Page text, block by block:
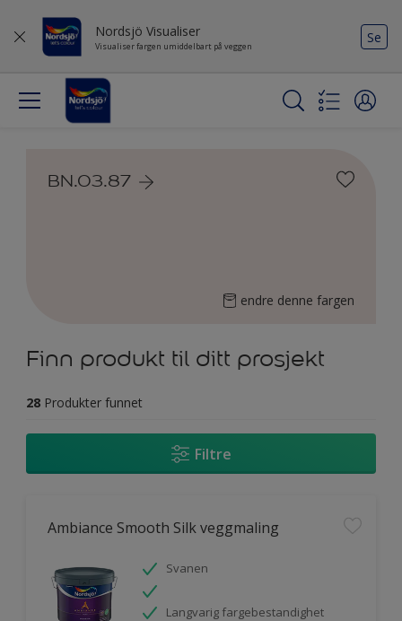
Nordsjö Visualiser
Visualiser fargen umiddelbart på veggen
Se
BN.03.87
endre denne fargen
Finn produkt til ditt prosjekt
28 Produkter funnet
Filtre
Ambiance Smooth Silk veggmaling
Svanen
Langvarig fargebestandighet